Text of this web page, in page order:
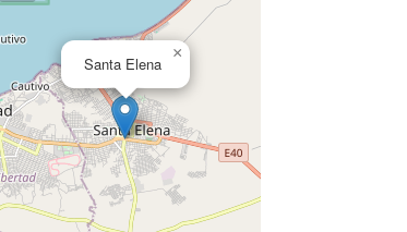
Santa Elena
×